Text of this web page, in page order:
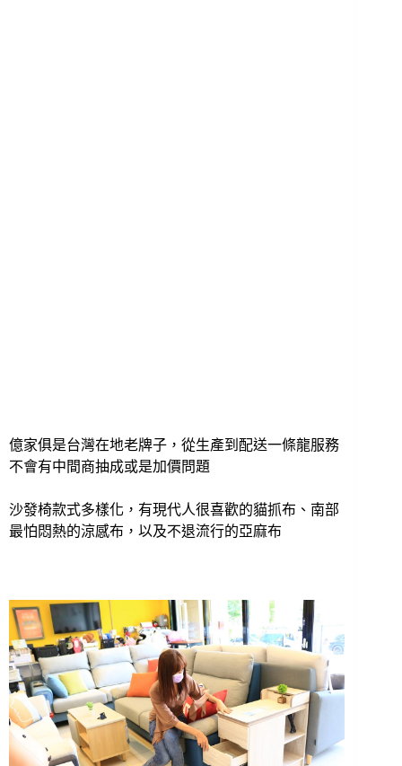
億家俱是台灣在地老牌子，從生產到配送一條龍服務
不會有中間商抽成或是加價問題
沙發椅款式多樣化，有現代人很喜歡的貓抓布、南部
最怕悶熱的涼感布，以及不退流行的亞麻布